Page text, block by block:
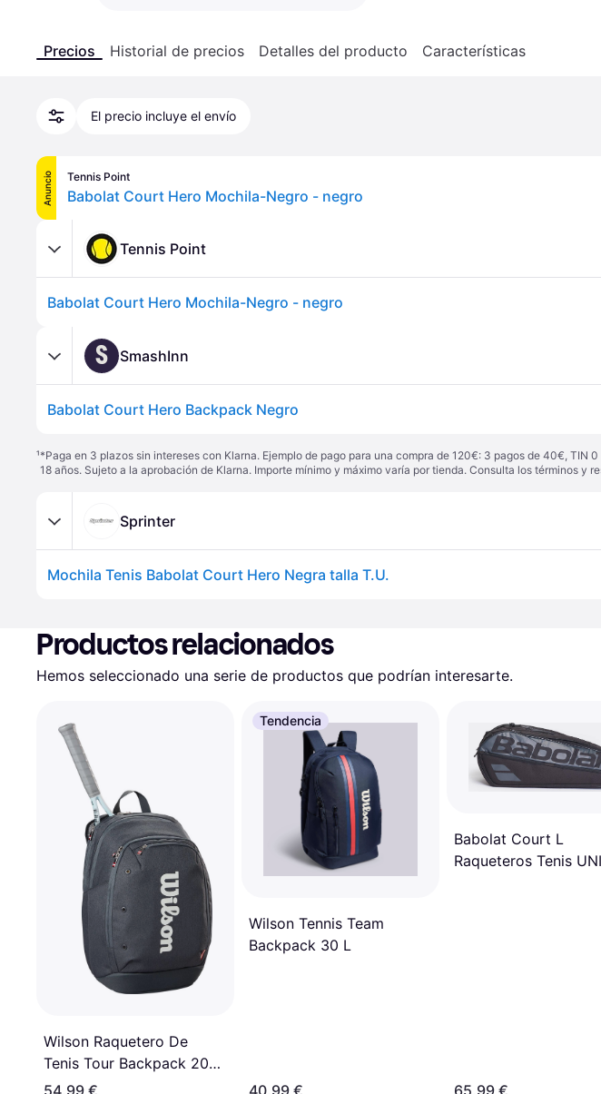
Precios Historial de precios Detalles del producto Características
El precio incluye el envío
Anuncio Tennis Point
Babolat Court Hero Mochila-Negro - negro
Tennis Point
Babolat Court Hero Mochila-Negro - negro
S SmashInn
Babolat Court Hero Backpack Negro
¹*Paga en 3 plazos sin intereses con Klarna. Ejemplo de pago para una compra de 120€: 3 pagos de 40€, TIN
18 años. Sujeto a la aprobación de Klarna. Importe mínimo y máximo varía por tienda. Consulta los términos y
Sprinter
Mochila Tenis Babolat Court Hero Negra talla T.U.
Productos relacionados
Hemos seleccionado una serie de productos que podrían interesarte.
Wilson Raquetero De
Tenis Tour Backpack 2025
Black Negro
54,99 €
Tendencia
Wilson Tennis Team
Backpack 30 L
40,99 €
Babolat Court L
Raqueteros Tenis
65,99 €